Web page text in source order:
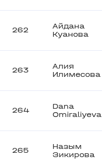
262
Айдана
Куанова
263
Алия
Илимесова
264
Dana
Omiraliyeva
265
Назым
Зикирова